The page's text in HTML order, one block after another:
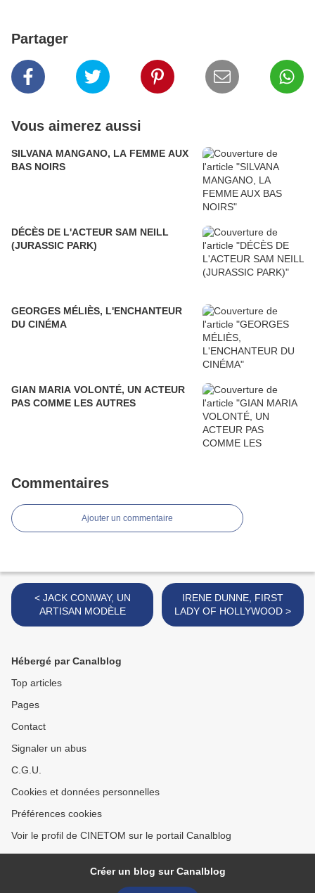
Partager
Vous aimerez aussi
SILVANA MANGANO, LA FEMME AUX
BAS NOIRS
DÉCÈS DE L'ACTEUR SAM NEILL
(JURASSIC PARK)
GEORGES MÉLIÈS, L'ENCHANTEUR
DU CINÉMA
GIAN MARIA VOLONTÉ, UN ACTEUR
PAS COMME LES AUTRES
Commentaires
Ajouter un commentaire
< JACK CONWAY, UN
ARTISAN MODÈLE
IRENE DUNNE, FIRST
LADY OF HOLLYWOOD >
Hébergé par Canalblog
Top articles
Pages
Contact
Signaler un abus
C.G.U.
Cookies et données personnelles
Préférences cookies
Voir le profil de CINETOM sur le portail Canalblog
Créer un blog sur Canalblog